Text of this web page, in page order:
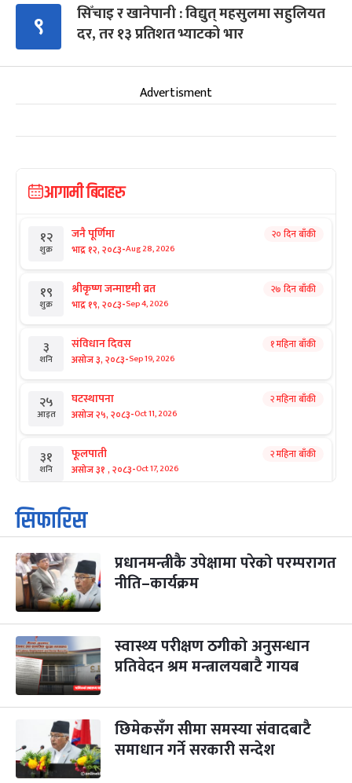
९
सिँचाइ र खानेपानी : विद्युत् महसुलमा सहुलियत
दर, तर १३ प्रतिशत भ्याटको भार
Advertisment
आगामी बिदाहरु
१२
शुक्र
जनै पूर्णिमा
भाद्र १२, २०८३-Aug 28, 2026
२० दिन बाँकी
१९
शुक्र
श्रीकृष्ण जन्माष्टमी व्रत
भाद्र १९, २०८३-Sep 4, 2026
२७ दिन बाँकी
३
शनि
संविधान दिवस
असोज ३, २०८३-Sep 19, 2026
१ महिना बाँकी
२५
आइत
घटस्थापना
असोज २५, २०८३-Oct 11, 2026
२ महिना बाँकी
३१
शनि
फूलपाती
असोज ३१ , २०८३-Oct 17, 2026
२ महिना बाँकी
१
आइत
कार्तिक सङ्क्रान्ति
कार्तिक १, २०८३
३
मंगल
महानवमी
कार्तिक ३, २०८३-Oct 20, 2026
२ महिना बाँकी
४
बुध कार्तिक ४, २०८३ Oct 21, 2026
५
बिहि
पापा‌ङ्कुशा एकादशी व्रत
कार्तिक ५, २०८३
२ महिना बाँकी
२२
आइत
कुकुर तिहार
कार्तिक २२, २०८३-Nov 8, 2026
३ महिना बाँकी
सिफारिस
प्रधानमन्त्रीकै उपेक्षामा परेको परम्परागत
नीति–कार्यक्रम
स्वास्थ्य परीक्षण ठगीको अनुसन्धान
प्रतिवेदन श्रम मन्त्रालयबाटै गायब
छिमेकसँग सीमा समस्या संवादबाटै
समाधान गर्ने सरकारी सन्देश